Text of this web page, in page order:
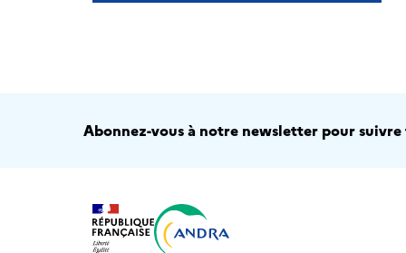
Abonnez-vous à notre newsletter pour suivre